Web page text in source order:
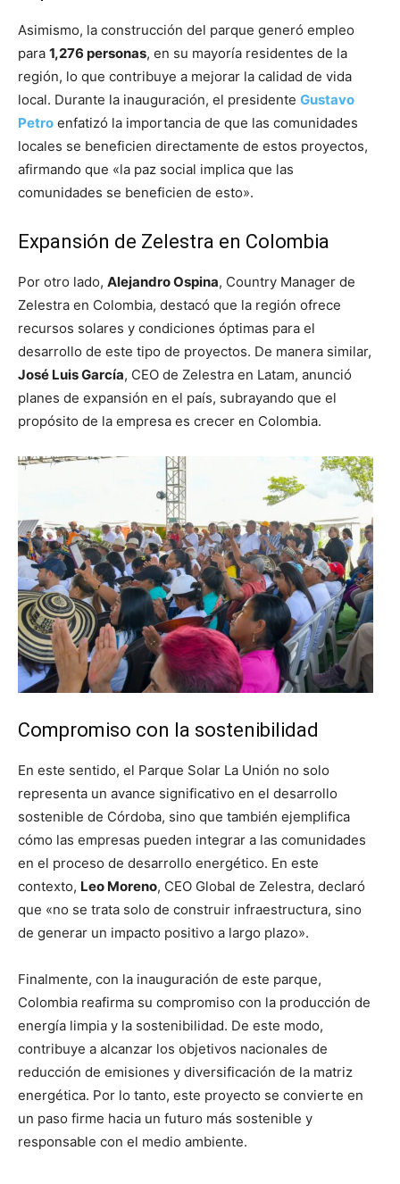
Asimismo, la construcción del parque generó empleo
para 1,276 personas, en su mayoría residentes de la
región, lo que contribuye a mejorar la calidad de vida
local. Durante la inauguración, el presidente Gustavo
Petro enfatizó la importancia de que las comunidades
locales se beneficien directamente de estos proyectos,
afirmando que «la paz social implica que las
comunidades se beneficien de esto».
Expansión de Zelestra en Colombia
Por otro lado, Alejandro Ospina, Country Manager de
Zelestra en Colombia, destacó que la región ofrece
recursos solares y condiciones óptimas para el
desarrollo de este tipo de proyectos. De manera similar,
José Luis García, CEO de Zelestra en Latam, anunció
planes de expansión en el país, subrayando que el
propósito de la empresa es crecer en Colombia.
Compromiso con la sostenibilidad
En este sentido, el Parque Solar La Unión no solo
representa un avance significativo en el desarrollo
sostenible de Córdoba, sino que también ejemplifica
cómo las empresas pueden integrar a las comunidades
en el proceso de desarrollo energético. En este
contexto, Leo Moreno, CEO Global de Zelestra, declaró
que «no se trata solo de construir infraestructura, sino
de generar un impacto positivo a largo plazo».
Finalmente, con la inauguración de este parque,
Colombia reafirma su compromiso con la producción de
energía limpia y la sostenibilidad. De este modo,
contribuye a alcanzar los objetivos nacionales de
reducción de emisiones y diversificación de la matriz
energética. Por lo tanto, este proyecto se convierte en
un paso firme hacia un futuro más sostenible y
responsable con el medio ambiente.